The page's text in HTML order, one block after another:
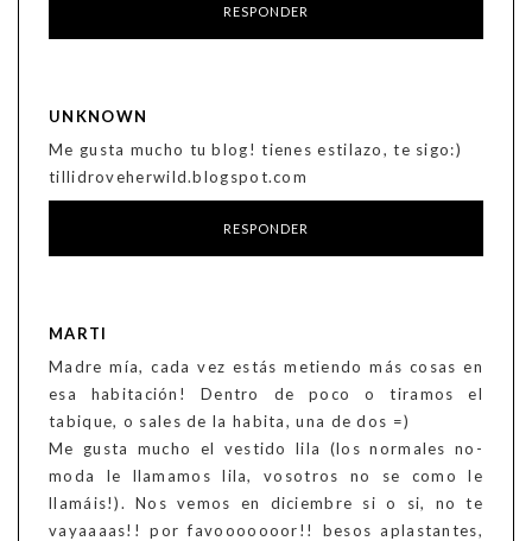
RESPONDER
UNKNOWN
Me gusta mucho tu blog! tienes estilazo, te sigo:)
tillidroveherwild.blogspot.com
RESPONDER
MARTI
Madre mía, cada vez estás metiendo más cosas en
esa habitación! Dentro de poco o tiramos el
tabique, o sales de la habita, una de dos =)
Me gusta mucho el vestido lila (los normales no-
moda le llamamos lila, vosotros no se como le
llamáis!). Nos vemos en diciembre si o si, no te
vayaaaas!! por favooooooor!! besos aplastantes,